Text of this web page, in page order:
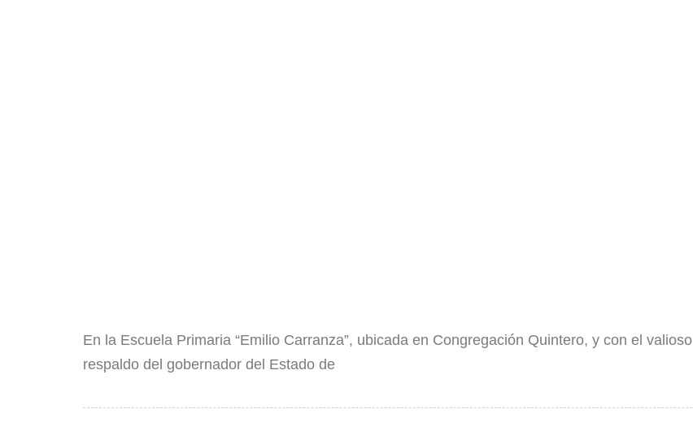
​En la Escuela Primaria “Emilio Carranza”, ubicada en Congregación Quintero, y con el valioso
respaldo del gobernador del Estado de